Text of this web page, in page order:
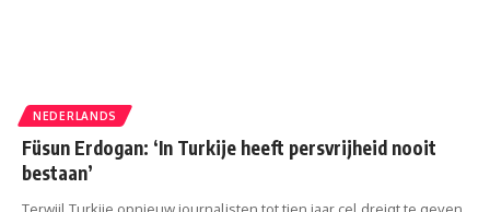
NEDERLANDS
Füsun Erdogan: ‘In Turkije heeft persvrijheid nooit
bestaan’